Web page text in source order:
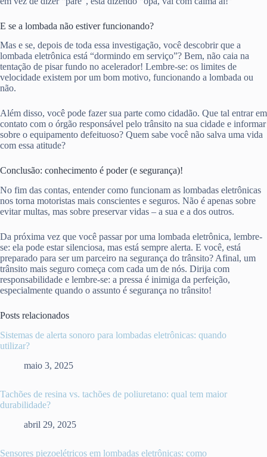
E se a lombada não estiver funcionando?
Mas e se, depois de toda essa investigação, você descobrir que a
lombada eletrônica está “dormindo em serviço”? Bem, não caia na
tentação de pisar fundo no acelerador! Lembre-se: os limites de
velocidade existem por um bom motivo, funcionando a lombada ou
não.
Além disso, você pode fazer sua parte como cidadão. Que tal entrar em
contato com o órgão responsável pelo trânsito na sua cidade e informar
sobre o equipamento defeituoso? Quem sabe você não salva uma vida
com essa atitude?
Conclusão: conhecimento é poder (e segurança)!
No fim das contas, entender como funcionam as lombadas eletrônicas
nos torna motoristas mais conscientes e seguros. Não é apenas sobre
evitar multas, mas sobre preservar vidas – a sua e a dos outros.
Da próxima vez que você passar por uma lombada eletrônica, lembre-
se: ela pode estar silenciosa, mas está sempre alerta. E você, está
preparado para ser um parceiro na segurança do trânsito? Afinal, um
trânsito mais seguro começa com cada um de nós. Dirija com
responsabilidade e lembre-se: a pressa é inimiga da perfeição,
especialmente quando o assunto é segurança no trânsito!
Posts relacionados
Sistemas de alerta sonoro para lombadas eletrônicas: quando
utilizar?
maio 3, 2025
Tachões de resina vs. tachões de poliuretano: qual tem maior
durabilidade?
abril 29, 2025
Sensores piezoelétricos em lombadas eletrônicas: como